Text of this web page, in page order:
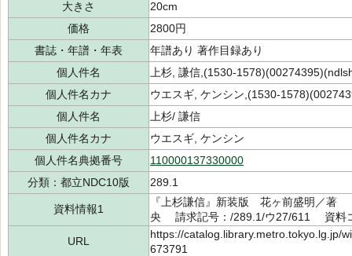
大きさ
20cm
価格
2800円
書誌・年譜・年表
年譜あり 著作目録あり
個人件名
上杉, 謙信,(1530-
個人件名カナ
ウエスギ, ケンシン,(1530-
個人件名
上杉/ 謙信
個人件名カナ
ウエスギ, ケンシン
個人件名典拠番号
110000137330000
分類：都立NDC10版
289.1
資料情報1
『上杉謙信』新装版 花ヶ前盛明／
央 請求記号：/289.1/ウ27/611 資料
URL
https://catalog.library.metro.tokyo.lg.jp/
673791